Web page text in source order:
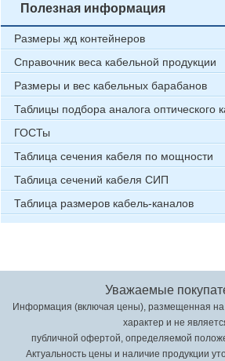
Полезная информация
Размеры жд контейнеров
Справочник веса кабельной продукции
Размеры и вес кабельных барабанов
Таблицы подбора аналога оптического
ГОСТы
Таблица сечения кабеля по мощности
Таблица сечений кабеля СИП
Таблица размеров кабель-каналов
Уважаемые
Информация (включая цены), размещенная на
характер и не
публичной офертой, определяемой
Актуальность цены и наличие продукции